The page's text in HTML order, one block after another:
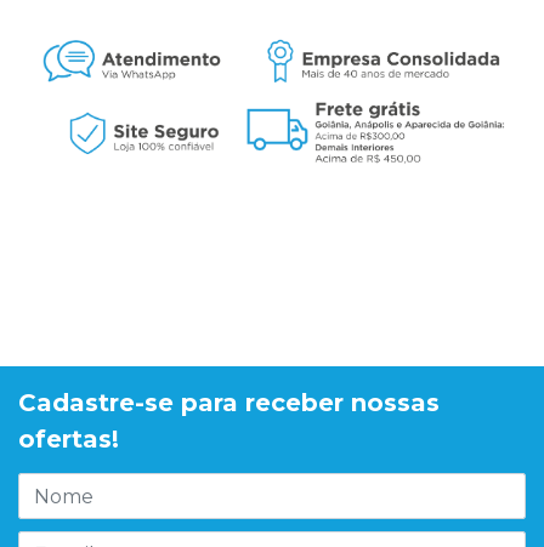
Cadastre-se para receber nossas
ofertas!